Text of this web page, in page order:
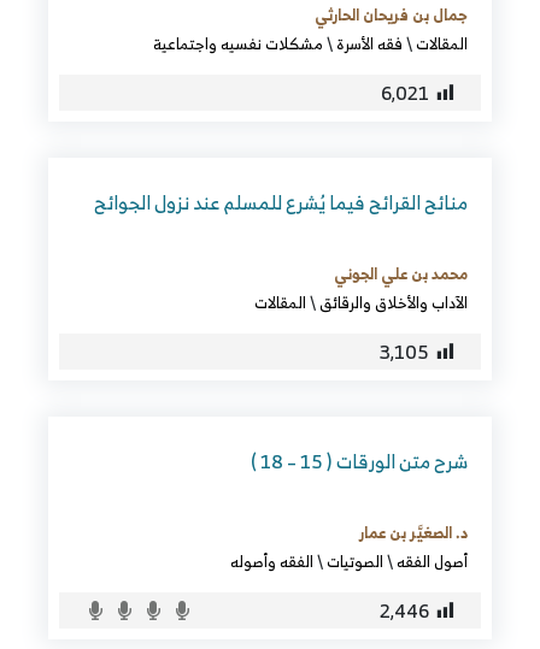
جمال بن فريحان الحارثي
المقالات\فقه الأسرة\مشكلات نفسيه واجتماعية
6٬021
منائح القرائح فيما يُشرع للمسلم عند نزول الجوائح
محمد بن علي الجوني
الآداب والأخلاق والرقائق\المقالات
3٬105
شرح متن الورقات ( 15 – 18 )
د. الصغيَّر بن عمار
أصول الفقه\الصوتيات\الفقه وأصوله
2٬446